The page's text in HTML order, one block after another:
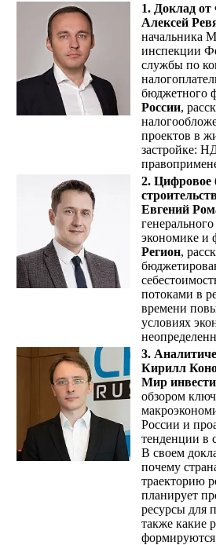
1. Доклад
Алексей
начальника
инспекции
службы по
бюджетного
России,
проектов в
застройке:
2. Цифровое
Евгений
экономике и
Регион,
потоками в
времени
условиях
3.
Кирилл
Мир
обзором
России и
тенденции в
В своем
почему
траекторию
планирует
ресурсы для
также какие